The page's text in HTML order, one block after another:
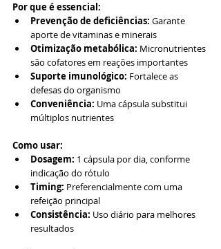
Por que é essencial:
Prevenção de deficiências: Garante
aporte de vitaminas e minerais
Otimização metabólica: Micronutrientes
são cofatores em reações importantes
Suporte imunológico: Fortalece as
defesas do organismo
Conveniência: Uma cápsula substitui
múltiplos nutrientes
Como usar:
Dosagem: 1 cápsula por dia, conforme
indicação do rótulo
Timing: Preferencialmente com uma
refeição principal
Consistência: Uso diário para melhores
resultados